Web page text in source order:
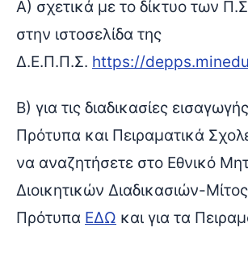
Α) σχετικά με το δίκτυο των
στην ιστοσελίδα της
Δ.Ε.Π.Π.Σ. https://
Β) για τις διαδικασίες
Πρότυπα και Πειραματικά
να αναζητήσετε στο Εθνικό
Διοικητικών Διαδικασιών-
Πρότυπα ΕΔΩ και για τα